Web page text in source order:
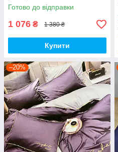
Готово до відправки
1 076 ₴ 1 380 ₴
Купити
–20%